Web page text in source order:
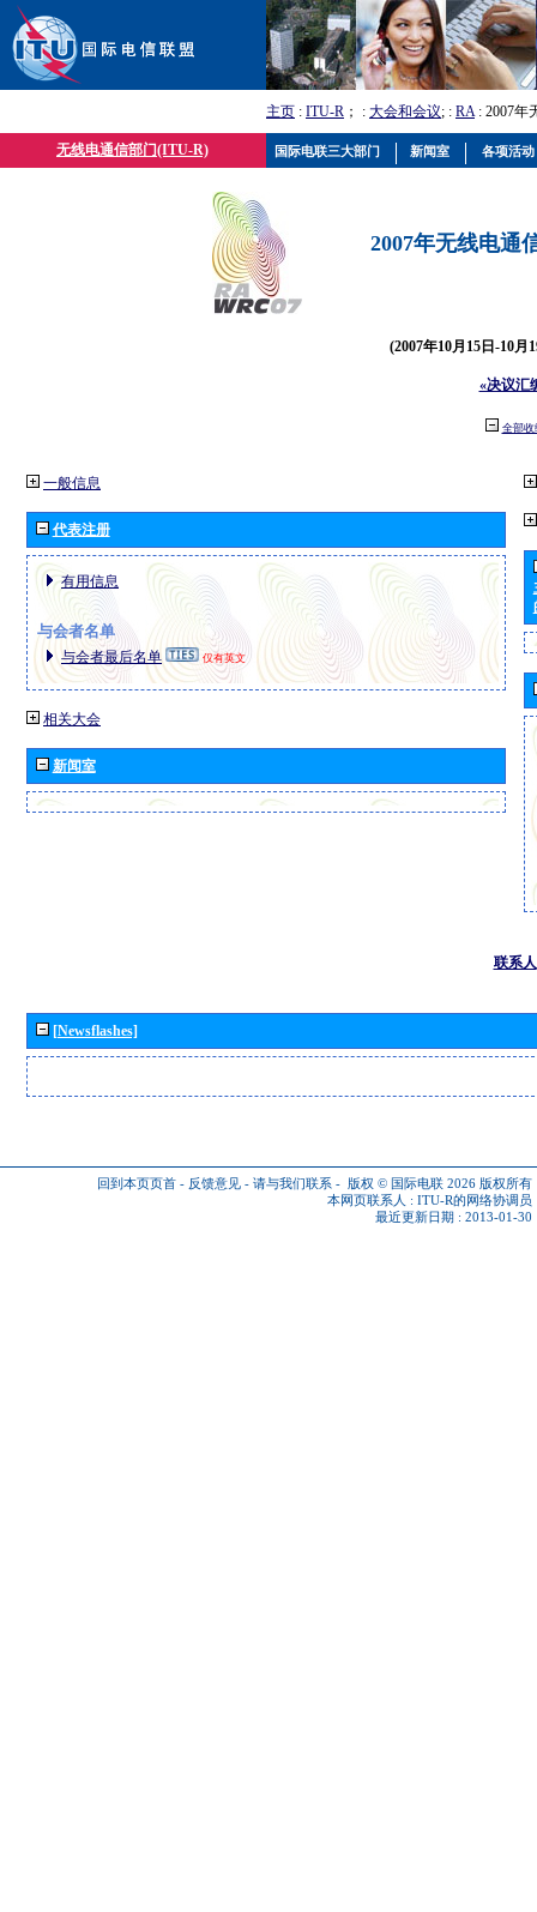
主页 : ITU-R ； : 大会和会议; : RA: 2007年
无线电通信部门(ITU-R)
2007年无线电通
(2007年10月15日-10月
«决议汇
全部收
一般信息
代表注册
有用信息
与会者名单
与会者最后名单 仅有英文
相关大会
新闻室
联系人
[Newsflashes]
回到本页页首 - 反馈意见 - 请与我们联系 - 版权 © 国际电联 2026 版权所有
本网页联系人 : ITU-R的网络协调员
最近更新日期 : 2013-01-30
国际电联三大部门 新闻室 各项活动